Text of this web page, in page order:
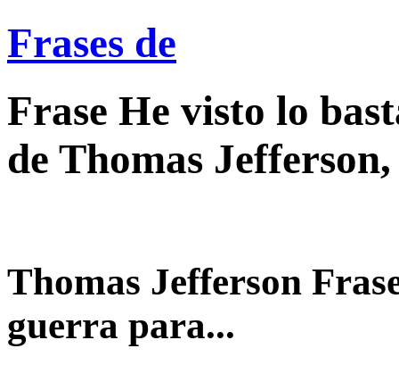
Frases de
Frase He visto lo
de Thomas
Thomas Jefferson
guerra para...